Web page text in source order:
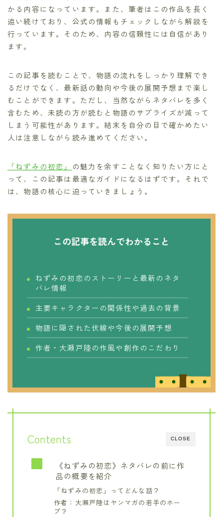
かる内容になっています。また、筆者はこの作品を長く
追い続けており、公式の情報もチェックしながら解説を
行っています。そのため、内容の信頼性には自信があり
ます。
この記事を読むことで、物語の流れをしっかり理解でき
るだけでなく、最新話の動向や今後の展開予想まで楽し
むことができます。ただし、当然ながらネタバレを多く
含むため、未読の方が読むと物語のサプライズが減って
しまう可能性があります。結末を自分の目で確かめたい
人は注意しながら読み進めてください。
「ねずみの初恋」
の魅力を余すことなく知りたい方にと
って、この記事は最適なガイドになるはずです。それで
は、物語の核心に迫っていきましょう。
この記事を読んでわかること
ねずみの初恋のストーリーと最新のネタ
バレ情報
主要キャラクターの関係性や過去の背景
物語に隠された伏線や今後の展開予想
作者・大瀬戸陸の作風や創作のこだわり
CLOSE
Contents
《ねずみの初恋》ネタバレの前に作
品の概要を紹介
「ねずみの初恋」ってどんな話？
作者：大瀬戸陸はヤンマガの若手のホー
プ？